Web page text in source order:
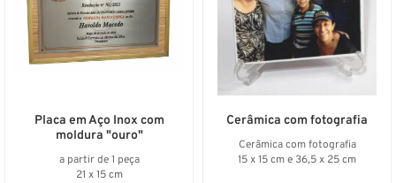
a partir de 1 peça
21 x 15 cm
Placa em Aço Inox com
moldura "ouro"
Cerâmica com fotografia
15 x 15 cm e 36,5 x 25 cm
Cerâmica com fotografia